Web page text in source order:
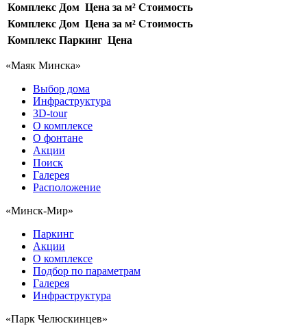
Комплекс Дом Цена за м² Стоимость
Комплекс Дом Цена за м² Стоимость
Комплекс Паркинг Цена
«Маяк Минска»
Выбор дома
Инфраструктура
3D-tour
О комплексе
О фонтане
Акции
Поиск
Галерея
Расположение
«Минск-Мир»
Паркинг
Акции
О комплексе
Подбор по параметрам
Галерея
Инфраструктура
«Парк Челюскинцев»